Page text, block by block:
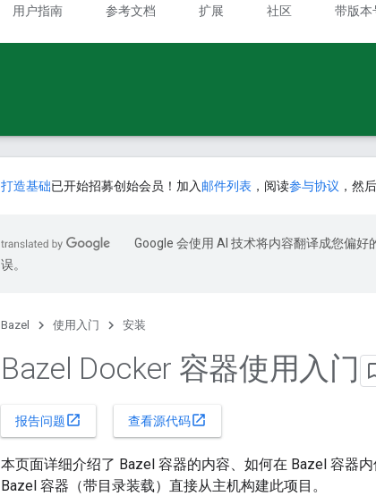
用户指南 参考文档 扩展 社区 带版本
打造基础已开始招募创始会员！加入 邮件列表 ，阅读参与协议 ，然后
Google 会使用 AI 技术将内容翻译成您偏好
误。
Bazel 使用入门 安装
Bazel Docker 容器使用入门
报告问题 open_in_new 查看源代码open_in_new
本页面详细介绍了 Bazel 容器的内容、如何在 Bazel 容器
Bazel 容器（带目录装载）直接从主机构建此项目。